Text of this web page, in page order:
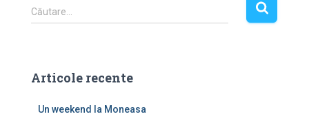
C
a
d
Căutare…
Articole recente
Un weekend la Moneasa